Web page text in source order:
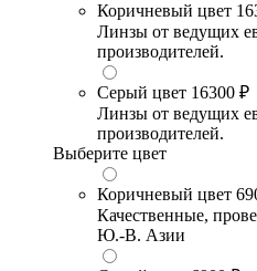
Коричневый цвет
Линзы от ведущих
производителей.
Серый цвет 16300 ₽
Линзы от ведущих
производителей.
Выберите цвет
Коричневый цвет
Качественные,
Ю.-В. Азии